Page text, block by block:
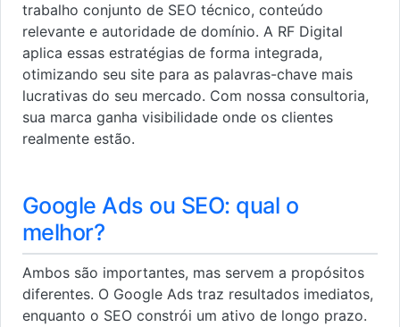
trabalho conjunto de SEO técnico, conteúdo
relevante e autoridade de domínio. A RF Digital
aplica essas estratégias de forma integrada,
otimizando seu site para as palavras-chave mais
lucrativas do seu mercado. Com nossa consultoria,
sua marca ganha visibilidade onde os clientes
realmente estão.
Google Ads ou SEO: qual o
melhor?
Ambos são importantes, mas servem a propósitos
diferentes. O Google Ads traz resultados imediatos,
enquanto o SEO constrói um ativo de longo prazo.